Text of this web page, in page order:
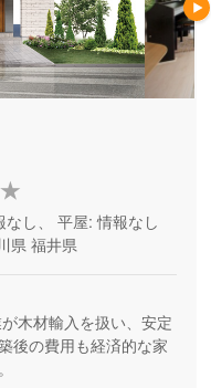
なし、 平屋: 情報なし
県 福井県
木材輸入を扱い、安定
後の費用も経済的な家